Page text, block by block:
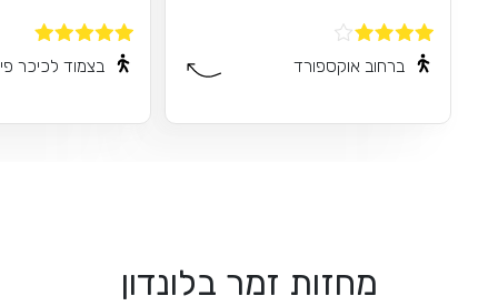
ברחוב אוקספורד בצמוד לכיכר
מחזות זמר בלונדון